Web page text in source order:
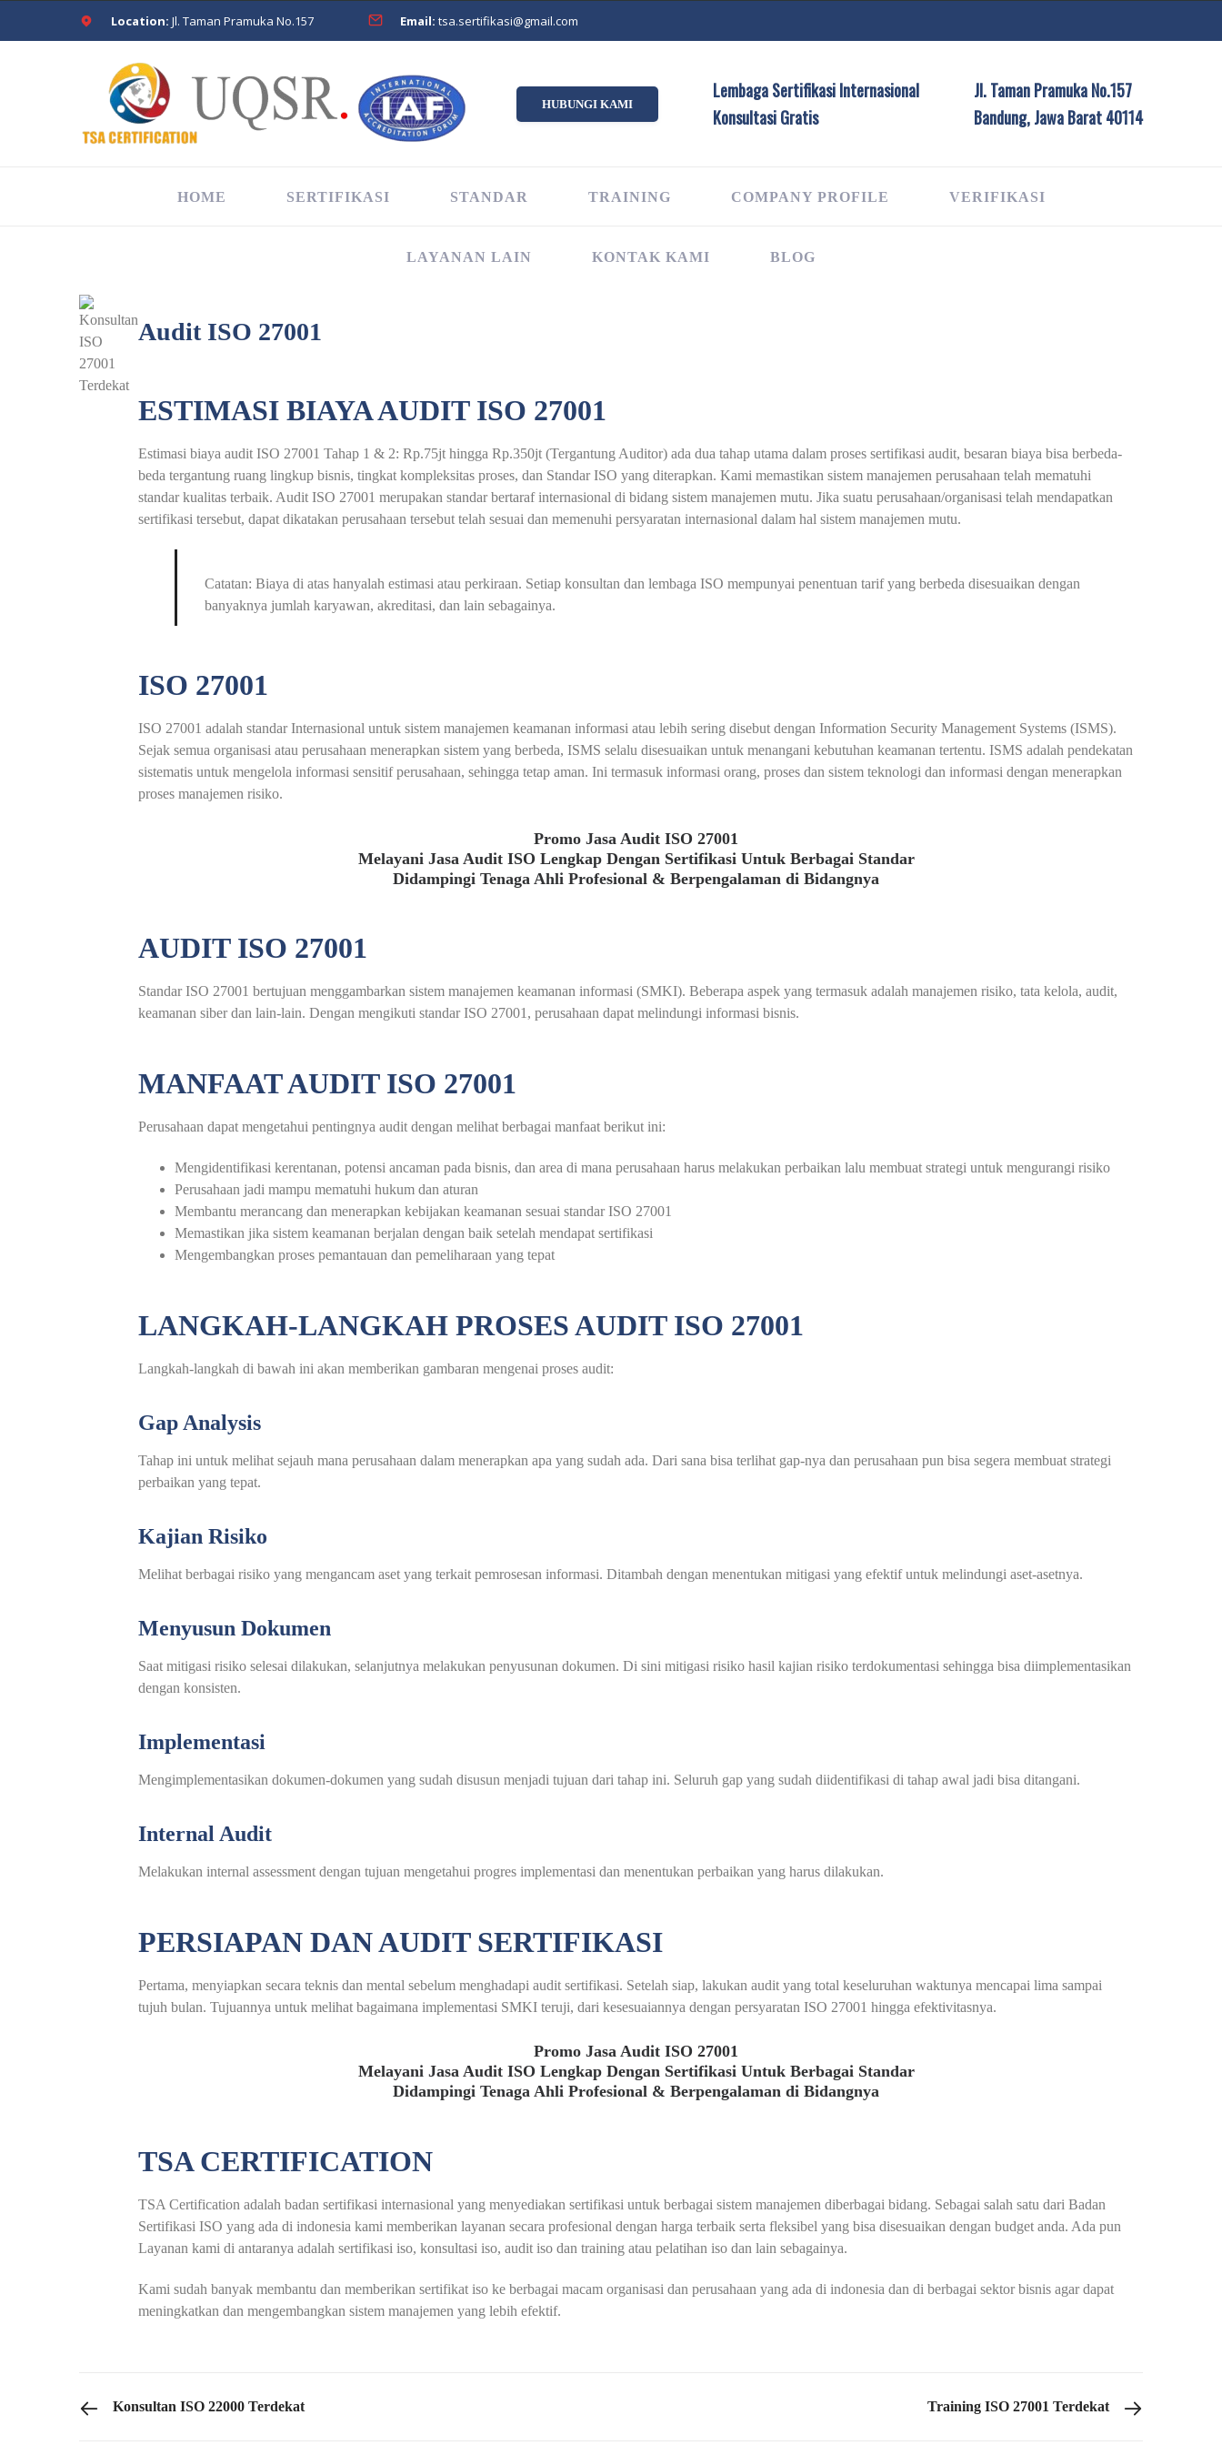
Location: Jl. Taman Pramuka No.157 Email: tsa.sertifikasi@gmail.com
HUBUNGI KAMI
Lembaga Sertifikasi Internasional
Konsultasi Gratis
Jl. Taman Pramuka No.157
Bandung, Jawa Barat 40114
HOME SERTIFIKASI STANDAR TRAINING COMPANY PROFILE VERIFIKASI
LAYANAN LAIN KONTAK KAMI BLOG
Audit ISO 27001
ESTIMASI BIAYA AUDIT ISO 27001
Estimasi biaya audit ISO 27001 Tahap 1 & 2: Rp.75jt hingga Rp.350jt (Tergantung Auditor) ada dua tahap utama dalam proses sertifikasi audit, besaran biaya bisa berbeda-
beda tergantung ruang lingkup bisnis, tingkat kompleksitas proses, dan Standar ISO yang diterapkan. Kami memastikan sistem manajemen perusahaan telah mematuhi
standar kualitas terbaik. Audit ISO 27001 merupakan standar bertaraf internasional di bidang sistem manajemen mutu. Jika suatu perusahaan/organisasi telah mendapatkan
sertifikasi tersebut, dapat dikatakan perusahaan tersebut telah sesuai dan memenuhi persyaratan internasional dalam hal sistem manajemen mutu.
Catatan: Biaya di atas hanyalah estimasi atau perkiraan. Setiap konsultan dan lembaga ISO mempunyai penentuan tarif yang berbeda disesuaikan dengan
banyaknya jumlah karyawan, akreditasi, dan lain sebagainya.
ISO 27001
ISO 27001 adalah standar Internasional untuk sistem manajemen keamanan informasi atau lebih sering disebut dengan Information Security Management Systems (ISMS).
Sejak semua organisasi atau perusahaan menerapkan sistem yang berbeda, ISMS selalu disesuaikan untuk menangani kebutuhan keamanan tertentu. ISMS adalah pendekatan
sistematis untuk mengelola informasi sensitif perusahaan, sehingga tetap aman. Ini termasuk informasi orang, proses dan sistem teknologi dan informasi dengan menerapkan
proses manajemen risiko.
Promo Jasa Audit ISO 27001
Melayani Jasa Audit ISO Lengkap Dengan Sertifikasi Untuk Berbagai Standar
Didampingi Tenaga Ahli Profesional & Berpengalaman di Bidangnya
AUDIT ISO 27001
Standar ISO 27001 bertujuan menggambarkan sistem manajemen keamanan informasi (SMKI). Beberapa aspek yang termasuk adalah manajemen risiko, tata kelola, audit,
keamanan siber dan lain-lain. Dengan mengikuti standar ISO 27001, perusahaan dapat melindungi informasi bisnis.
MANFAAT AUDIT ISO 27001
Perusahaan dapat mengetahui pentingnya audit dengan melihat berbagai manfaat berikut ini:
Mengidentifikasi kerentanan, potensi ancaman pada bisnis, dan area di mana perusahaan harus melakukan perbaikan lalu membuat strategi untuk mengurangi risiko
Perusahaan jadi mampu mematuhi hukum dan aturan
Membantu merancang dan menerapkan kebijakan keamanan sesuai standar ISO 27001
Memastikan jika sistem keamanan berjalan dengan baik setelah mendapat sertifikasi
Mengembangkan proses pemantauan dan pemeliharaan yang tepat
LANGKAH-LANGKAH PROSES AUDIT ISO 27001
Langkah-langkah di bawah ini akan memberikan gambaran mengenai proses audit:
Gap Analysis
Tahap ini untuk melihat sejauh mana perusahaan dalam menerapkan apa yang sudah ada. Dari sana bisa terlihat gap-nya dan perusahaan pun bisa segera membuat strategi
perbaikan yang tepat.
Kajian Risiko
Melihat berbagai risiko yang mengancam aset yang terkait pemrosesan informasi. Ditambah dengan menentukan mitigasi yang efektif untuk melindungi aset-asetnya.
Menyusun Dokumen
Saat mitigasi risiko selesai dilakukan, selanjutnya melakukan penyusunan dokumen. Di sini mitigasi risiko hasil kajian risiko terdokumentasi sehingga bisa diimplementasikan
dengan konsisten.
Implementasi
Mengimplementasikan dokumen-dokumen yang sudah disusun menjadi tujuan dari tahap ini. Seluruh gap yang sudah diidentifikasi di tahap awal jadi bisa ditangani.
Internal Audit
Melakukan internal assessment dengan tujuan mengetahui progres implementasi dan menentukan perbaikan yang harus dilakukan.
PERSIAPAN DAN AUDIT SERTIFIKASI
Pertama, menyiapkan secara teknis dan mental sebelum menghadapi audit sertifikasi. Setelah siap, lakukan audit yang total keseluruhan waktunya mencapai lima sampai
tujuh bulan. Tujuannya untuk melihat bagaimana implementasi SMKI teruji, dari kesesuaiannya dengan persyaratan ISO 27001 hingga efektivitasnya.
Promo Jasa Audit ISO 27001
Melayani Jasa Audit ISO Lengkap Dengan Sertifikasi Untuk Berbagai Standar
Didampingi Tenaga Ahli Profesional & Berpengalaman di Bidangnya
TSA CERTIFICATION
TSA Certification adalah badan sertifikasi internasional yang menyediakan sertifikasi untuk berbagai sistem manajemen diberbagai bidang. Sebagai salah satu dari Badan
Sertifikasi ISO yang ada di indonesia kami memberikan layanan secara profesional dengan harga terbaik serta fleksibel yang bisa disesuaikan dengan budget anda. Ada pun
Layanan kami di antaranya adalah sertifikasi iso, konsultasi iso, audit iso dan training atau pelatihan iso dan lain sebagainya.
Kami sudah banyak membantu dan memberikan sertifikat iso ke berbagai macam organisasi dan perusahaan yang ada di indonesia dan di berbagai sektor bisnis agar dapat
meningkatkan dan mengembangkan sistem manajemen yang lebih efektif.
PREVIOUS POST
Konsultan ISO 22000 Terdekat Training ISO 27001 Terdekat